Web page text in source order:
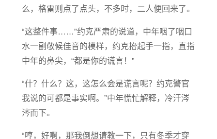
么，格雷则点了点头，不多时，二人便回来了。
“这整件事……”约克严肃的说道，中年咽了咽口
水一副敬候佳音的模样，约克抬起手一指，直指
中年的鼻尖，“都是你的谎言！”
“什？什么？这，这怎么会是谎言呢？约克警官
我说的可都是事实啊。”中年慌忙解释，冷汗涔
涔而下。
“哼，好啊，那我倒想请教一下，只有冬季才穿